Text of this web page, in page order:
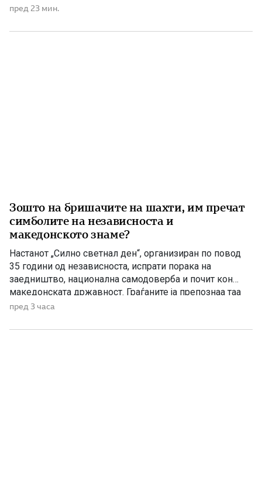
Македонија. Нивното загинување остана запишано
македонска историја и траен потсетник на жртвата
пред 23 мин.
Зошто на бришачите на шахти, им пречат
симболите на независноста и
македонското знаме?
Настанот „Силно светнал ден“, организиран по повод
35 години од независноста, испрати порака на
заедништво, национална самодоверба и почит кон
македонската државност. Граѓаните ја препознаа таа
порака, додека Венко Филипче и неколкумината околу
истакнува македонската историја и национална
пред 3 часа